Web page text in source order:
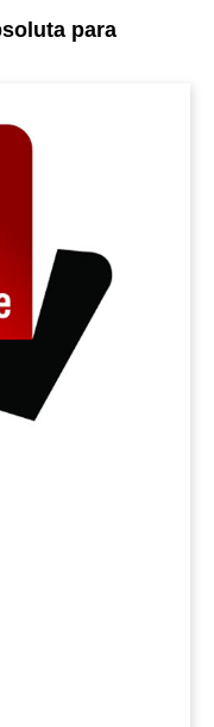
para